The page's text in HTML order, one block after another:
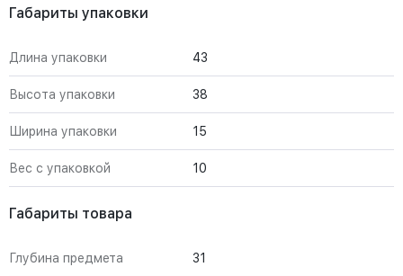
Габариты упаковки
Длина упаковки 43
Высота упаковки 38
Ширина упаковки 15
Вес с упаковкой 10
Габариты товара
Глубина предмета 31